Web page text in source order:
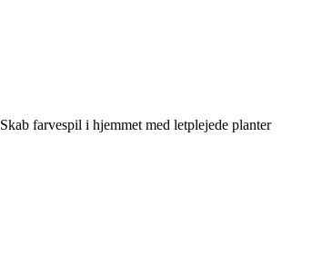
Skab farvespil i hjemmet med letplejede planter